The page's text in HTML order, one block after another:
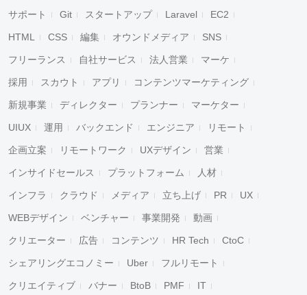
サポート Git スタートアップ Laravel EC2
HTML CSS 編集 オウンドメディア SNS
フリーランス 自社サービス 法人営業 マーケ
採用 スカウト アプリ コンテンツマーケティング
新規事業 ディレクター プランナー マーケター
UIUX 運用 バックエンド エンジニア リモート
企画立案 リモートワーク UXデザイン 営業
インサイドセールス プラットフォーム 人材
インフラ クラウド メディア 立ち上げ PR UX
WEBデザイン ベンチャー 事業開発 動画
クリエーター 広告 コンテンツ HR Tech CtoC
シェアリングエコノミー Uber フルリモート
クリエイティブ バナー BtoB PMF IT